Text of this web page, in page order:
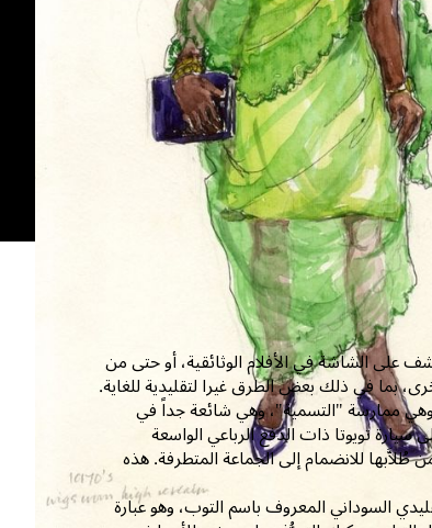
الشاشة في الأفلام الوثائقية، أو حتى من
بما في ذلك بعض الطرق غيرا لتقليدية للغاية.
ممارسة "التسمية"، وهي شائعة جداً في
تويوتا ذات الدفع الرباعي الواسعة
للانضمام إلى الجماعة المتطرفة. هذه
السوداني المعروف باسم التوب، وهو عبارة